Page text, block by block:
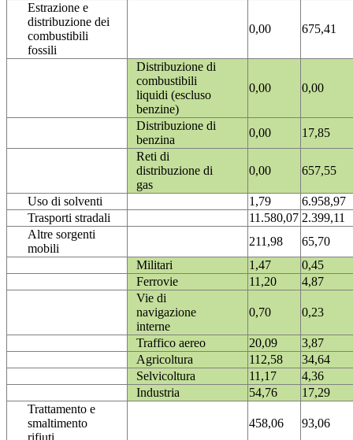
Estrazione e
distribuzione dei
combustibili
fossili
0,00 675,41
Distribuzione di
combustibili
liquidi (escluso
benzine)
0,00 0,00
Distribuzione di
benzina
0,00
17,85
Reti di
distribuzione di
gas
0,00 657,55
Uso di solventi 1,79
6.958,97
Trasporti stradali
11.580,07 2.399,11
Altre sorgenti
mobili
211,98
65,70
Militari
1,47
0,45
Ferrovie
11,20
4,87
Vie di
navigazione
interne
0,70 0,23
Traffico aereo 20,09
3,87
Agricoltura
112,58
34,64
Selvicoltura
11,17
4,36
Industria
54,76
17,29
Trattamento e
smaltimento
458,06 93,06